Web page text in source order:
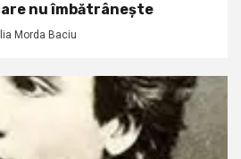
nu îmbătrânește
Morda Baciu